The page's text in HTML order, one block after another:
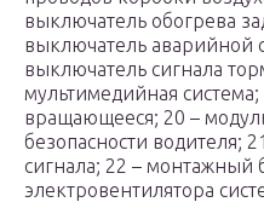
выключатель обогрева
выключатель аварийной
выключатель сигнала
мультимедийная система;
вращающееся; 20 –
безопасности водителя;
сигнала; 22 – монтажный
электровентилятора